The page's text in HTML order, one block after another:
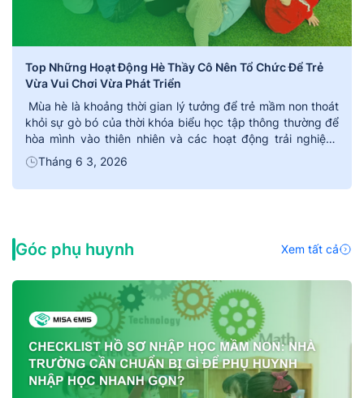
Top Những Hoạt Động Hè Thầy Cô Nên Tổ Chức Để Trẻ
Vừa Vui Chơi Vừa Phát Triển
Mùa hè là khoảng thời gian lý tưởng để trẻ mầm non thoát
khỏi sự gò bó của thời khóa biểu học tập thông thường để
hòa mình vào thiên nhiên và các hoạt động trải nghiệm.
Tuy nhiên, làm thế nào để xây dựng một kế hoạch hoạt
động hè cho trẻ mầm non vừa […]
Tháng 6 3, 2026
Góc phụ huynh Xem tất cả